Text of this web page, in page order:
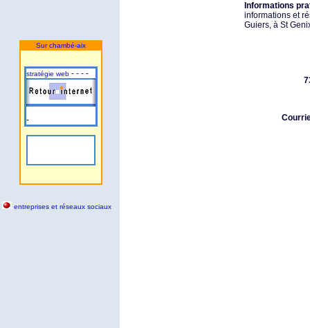
Sur chambé-aix
stratégie web - - - -
-
entreprises et réseaux sociaux
Informations
informations et
Guiers, à St